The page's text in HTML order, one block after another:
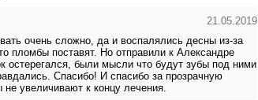
21.05.2019
очень сложно, да и воспалялись десны из-за
пломбы поставят. Но отправили к Александре
остерегался, были мысли что будут зубы под ними
Спасибо! И спасибо за прозрачную
увеличивают к концу лечения.